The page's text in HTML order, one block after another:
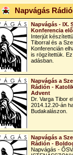
Napvágás
Napvágás - IX.
Konferencia
Interjút
Tiborral és a
Konferencián
is rögzítettük.
adásban.
Napvágás a
Rádión -
Advent
Dr. Varga Tibor
2014.12.20-án
Budakalászon.
Napvágás a
Rádión -
Napvágás -